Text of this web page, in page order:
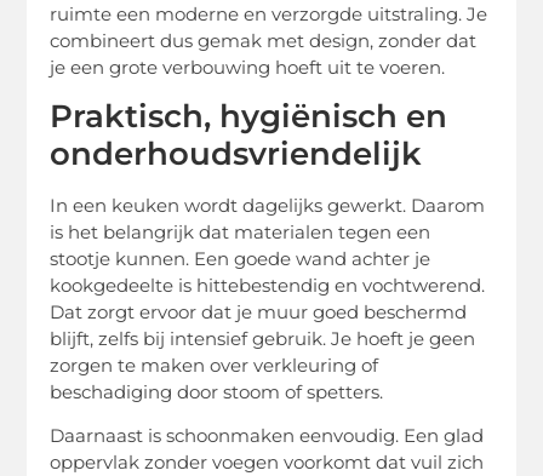
ruimte een moderne en verzorgde uitstraling. Je
combineert dus gemak met design, zonder dat
je een grote verbouwing hoeft uit te voeren.
Praktisch, hygiënisch en
onderhoudsvriendelijk
In een keuken wordt dagelijks gewerkt. Daarom
is het belangrijk dat materialen tegen een
stootje kunnen. Een goede wand achter je
kookgedeelte is hittebestendig en vochtwerend.
Dat zorgt ervoor dat je muur goed beschermd
blijft, zelfs bij intensief gebruik. Je hoeft je geen
zorgen te maken over verkleuring of
beschadiging door stoom of spetters.
Daarnaast is schoonmaken eenvoudig. Een glad
oppervlak zonder voegen voorkomt dat vuil zich